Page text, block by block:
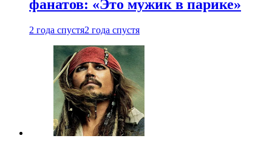
фанатов: «Это мужик в парике»
2 года спустя2 года спустя